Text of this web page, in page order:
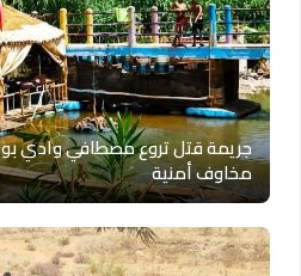
جريمة قتل تروع مصطافي وادي
مخاوف أمنية